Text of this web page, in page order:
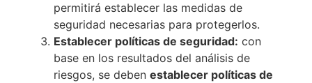
permitirá establecer las medidas de
seguridad necesarias para protegerlos.
Establecer políticas de seguridad: con
base en los resultados del análisis de
riesgos, se deben establecer políticas de